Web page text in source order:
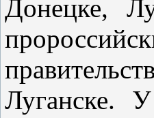
Донецке,
Луганске.